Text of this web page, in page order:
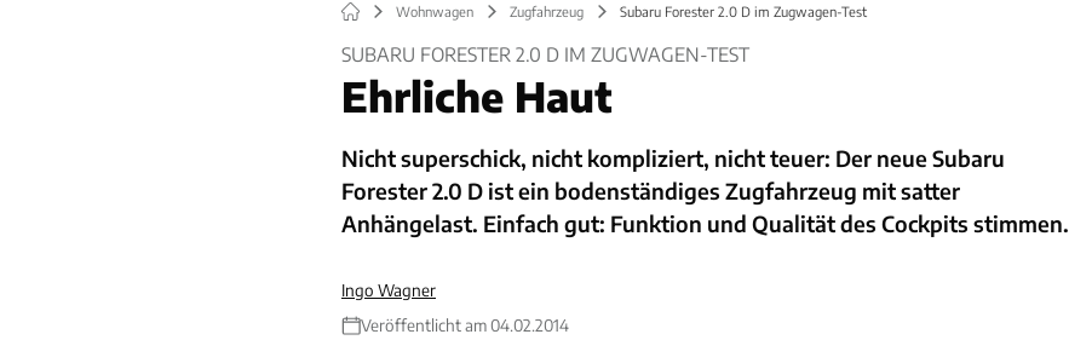
Wohnwagen Zugfahrzeug Subaru Forester 2.0 D im Zugwagen-Test
SUBARU FORESTER 2.0 D IM ZUGWAGEN-TEST
Ehrliche Haut
Nicht superschick, nicht kompliziert, nicht teuer: Der neue Subaru
Forester 2.0 D ist ein bodenständiges Zugfahrzeug mit satter
Anhängelast. Einfach gut: Funktion und Qualität des Cockpits stimmen.
Ingo Wagner
Veröffentlicht am 04.02.2014